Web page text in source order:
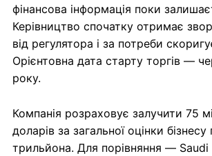
фінансова інформація поки
Керівництво спочатку отримає
від регулятора і за потреби
Орієнтовна дата старту торгів —
року.
Компанія розраховує залучити 75
доларів за загальної оцінки
трильйона. Для порівняння —